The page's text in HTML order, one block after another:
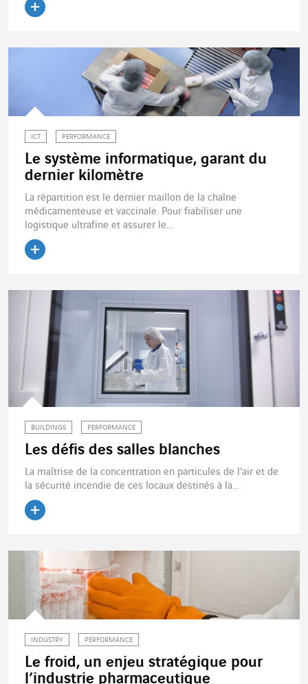
ICT PERFORMANCE
Le système informatique, garant du
dernier kilomètre
La répartition est le dernier maillon de la chaîne
médicamenteuse et vaccinale. Pour fiabiliser une
logistique ultrafine et assurer le...
BUILDINGS PERFORMANCE
Les défis des salles blanches
La maîtrise de la concentration en particules de l’air et de
la sécurité incendie de ces locaux destinés à la...
INDUSTRY PERFORMANCE
Le froid, un enjeu stratégique pour
l’industrie pharmaceutique